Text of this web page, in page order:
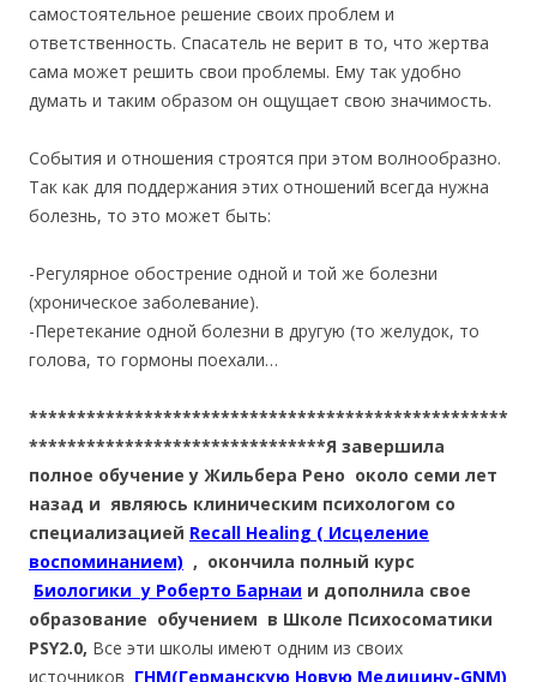
самостоятельное решение своих проблем и
ответственность. Спасатель не верит в то, что жертва
сама может решить свои проблемы. Ему так удобно
думать и таким образом он ощущает свою значимость.
События и отношения строятся при этом волнообразно.
Так как для поддержания этих отношений всегда нужна
болезнь, то это может быть:
-Регулярное обострение одной и той же болезни
(хроническое заболевание).
-Перетекание одной болезни в другую (то желудок, то
голова, то гормоны поехали…
**************************************************
*******************************Я завершила
полное обучение у Жильбера Рено около семи лет
назад и являюсь клиническим психологом со
специализацией Recall Healing ( Исцеление
воспоминанием) , окончила полный курс
Биологики у Роберто Барнаи и дополнила свое
образование обучением в Школе Психосоматики
PSY2.0, Все эти школы имеют одним из своих
источников ГНМ(Германскую Новую Медицину-GNM)